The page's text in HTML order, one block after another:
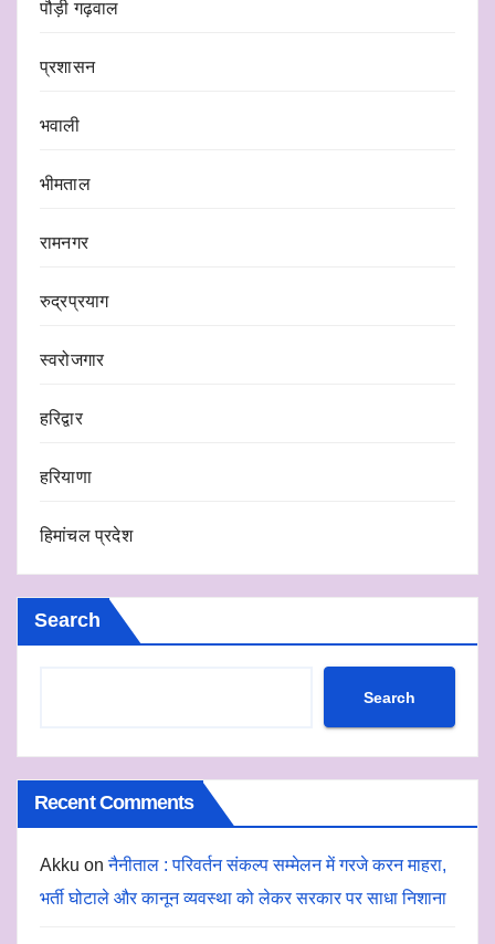
पौड़ी गढ़वाल
प्रशासन
भवाली
भीमताल
रामनगर
रुद्रप्रयाग
स्वरोजगार
हरिद्वार
हरियाणा
हिमांचल प्रदेश
Search
Search
Recent Comments
Akku onनैनीताल : परिवर्तन संकल्प सम्मेलन में गरजे करन माहरा,
भर्ती घोटाले और कानून व्यवस्था को लेकर सरकार पर साधा निशाना